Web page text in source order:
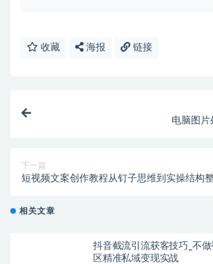
收藏 海报 链接
电脑图片
下一篇
短视频文案创作教程从钉子思维到实操结构
相关文章
抖音截流引流获客技巧_不
区精准私域变现实战